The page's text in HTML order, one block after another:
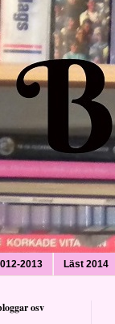
2013 Läst 2014
osv